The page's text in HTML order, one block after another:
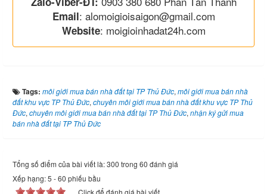
Email: alomoigioisaigon@gmail.com
Website: moigioinhadat24h.com
Tags: môi giới mua bán nhà đất tại TP Thủ Đức, môi giới mua bán nhà
đất khu vực TP Thủ Đức, chuyên môi giới mua bán nhà đất khu vực TP Thủ
Đức, chuyên môi giới mua bán nhà đất tại TP Thủ Đức, nhận ký gửi mua
bán nhà đất tại TP Thủ Đức
Tổng số điểm của bài viết là: 300 trong 60 đánh giá
Xếp hạng:5 -60 phiếu bầu
Click để đánh giá bài viết